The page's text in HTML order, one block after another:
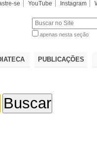
se YouTube Instagram
apenas nesta seção
PUBLICAÇÕES